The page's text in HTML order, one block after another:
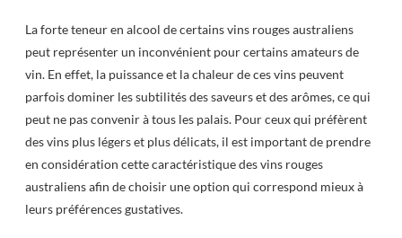
La forte teneur en alcool de certains vins rouges australiens
peut représenter un inconvénient pour certains amateurs de
vin. En effet, la puissance et la chaleur de ces vins peuvent
parfois dominer les subtilités des saveurs et des arômes, ce qui
peut ne pas convenir à tous les palais. Pour ceux qui préfèrent
des vins plus légers et plus délicats, il est important de prendre
en considération cette caractéristique des vins rouges
australiens afin de choisir une option qui correspond mieux à
leurs préférences gustatives.